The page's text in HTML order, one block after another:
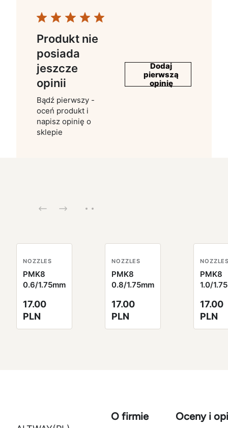
Produkt nie
posiada
jeszcze
opinii
Bądź pierwszy -
oceń produkt i
napisz opinię o
sklepie
Dodaj
pierwszą
opinię
NOZZLES
PMK8
0.6/1.75mm
17.00
PLN
NOZZLES
PMK8
0.8/1.75mm
17.00
PLN
PMK8
1.0/
17.00
PLN
O firmie Oceny i